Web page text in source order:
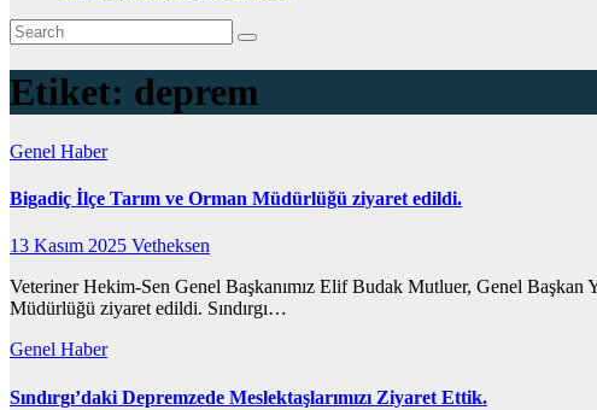
Etiket: deprem
Genel Haber
Bigadiç İlçe Tarım ve Orman Müdürlüğü ziyaret edildi.
13 Kasım 2025 Vetheksen
Veteriner Hekim-Sen Genel Başkanımız Elif Budak Mutluer, Genel
Müdürlüğü ziyaret edildi. Sındırgı…
Genel Haber
Sındırgı’daki Depremzede Meslektaşlarımızı Ziyaret Ettik.